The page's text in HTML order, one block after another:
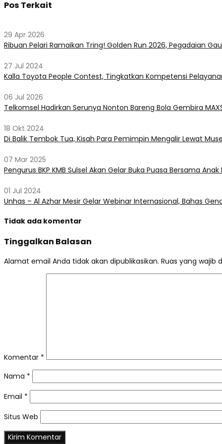
Pos Terkait
29 Apr 2026
Ribuan Pelari Ramaikan Tring! Golden Run 2026, Pegadaian
27 Jul 2024
Kalla Toyota People Contest, Tingkatkan Kompetensi
06 Jul 2026
Telkomsel Hadirkan Serunya Nonton Bareng Bola Gembira
18 Okt 2024
Di Balik Tembok Tua, Kisah Para Pemimpin Mengalir Lewat
07 Mar 2025
Pengurus BKP KMB Sulsel Akan Gelar Buka Puasa Bersama
01 Jul 2024
Unhas – Al Azhar Mesir Gelar Webinar Internasional, Bahas
Tidak ada komentar
Tinggalkan Balasan
Alamat email Anda tidak akan dipublikasikan. Ruas yang wajib
Komentar *
Nama *
Email *
Situs Web